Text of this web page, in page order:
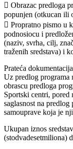
 Obrazac predloga
popunjen (otkucan ili
 Propratno pismo u
podnosiocu i
(naziv, svrha, cilj,
traženih sredstava) i
Prateća
Uz predlog programa
obrascu predloga
Sportski centri, pored
saglasnost na
samouprave koja je
Ukupan iznos
(stodvadesetmiliona)